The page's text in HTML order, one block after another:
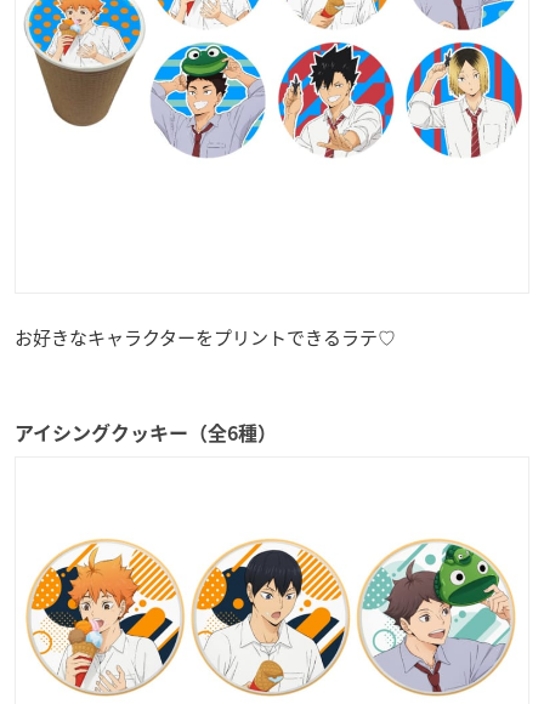
お好きなキャラクターをプリントできるラテ♡
アイシングクッキー（全6種）